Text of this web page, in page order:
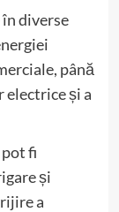
diverse
până
electrice și a
fi
și
a